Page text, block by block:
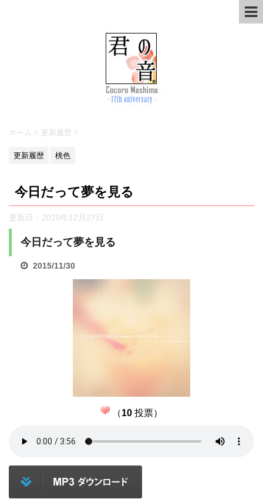
ホーム > 更新履歴 >
更新履歴 桃色
今日だって夢を見る
更新日： 2020年12月27日
今日だって夢を見る
2015/11/30
（10 投票）